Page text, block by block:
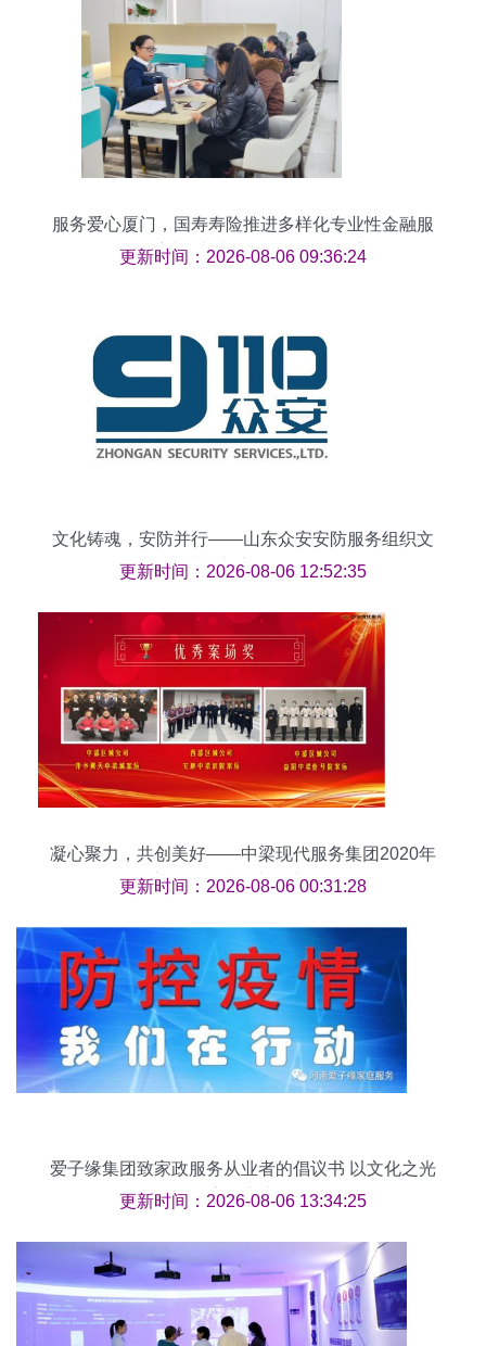
服务爱心厦门，国寿寿险推进多样化专业性金融服
务体系建设与文化经纪人服务创新
更新时间：2026-08-06 09:36:24
文化铸魂，安防并行——山东众安安防服务组织文
化艺术交流活动侧记
更新时间：2026-08-06 12:52:35
凝心聚力，共创美好——中梁现代服务集团2020年
度工作总结会议圆满召开
更新时间：2026-08-06 00:31:28
爱子缘集团致家政服务从业者的倡议书 以文化之光
照亮匠心之路
更新时间：2026-08-06 13:34:25